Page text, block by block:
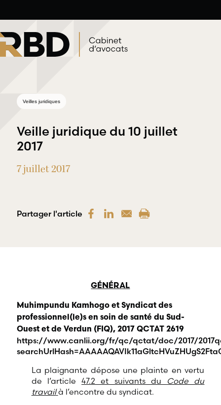
au
contenu
Droit du travail
une gamme
complète de
déontologique
divers domaines
d’emploi.
Veilles juridiques
Veille juridique du 10 juillet
2017
7 juillet 2017
Partager l'article
GÉNÉRAL
Muhimpundu Kamhogo et Syndicat des
professionnel(le)s en soin de santé du Sud-
Ouest et de Verdun (FIQ), 2017 QCTAT 2619
https://www.canlii.org/fr/qc/qctat/doc/2017/
La plaignante dépose une plainte en vertu
de l’article47.2 et suivants du Code du
travail à l’encontre du syndicat.